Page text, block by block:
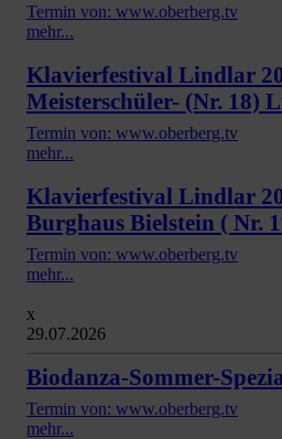
Termin von: www.oberberg.tv
mehr...
Klavierfestival Lindlar
Meisterschüler- (Nr. 18)
Termin von: www.oberberg.tv
mehr...
Klavierfestival Lindlar
Burghaus Bielstein ( Nr.
Termin von: www.oberberg.tv
mehr...
x
29.07.2026
Biodanza-Sommer-
Termin von: www.oberberg.tv
mehr...